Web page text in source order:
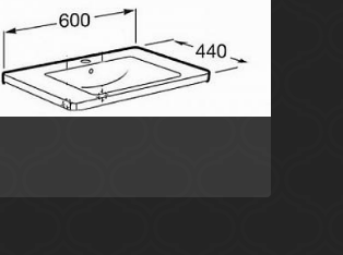
Испания
The Gap
Roca